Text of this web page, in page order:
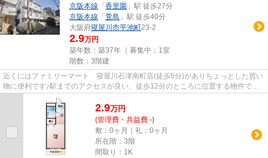
京阪本線 「 香里園 」駅 徒歩27分
京阪本線 「 萱島 」駅 徒歩40分
大阪府寝屋川市平池町23-2
2.9万円
築年数：築37年 ｜募集中： 1室
階数：3階建
近くにはファミリーマート 寝屋川石津南町店(徒歩5分)がありちょっとした買い
物に便利です♪駅までのアクセスが良い、徒歩12分のところに位置する物件です
♪2駅利用可能な物件で移動範...
2.9万円
(管理費・共益費 -)
敷：0ヶ月｜礼：0ヶ月
所在階：3階
間取り：1K